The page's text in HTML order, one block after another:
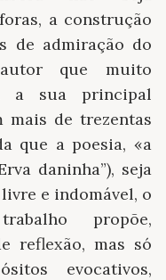
a construção
de admiração do
que muito
a sua principal
de trezentas
que a poesia, «a
daninha”), seja
e indomável, o
propõe,
reflexão, mas só
evocativos,